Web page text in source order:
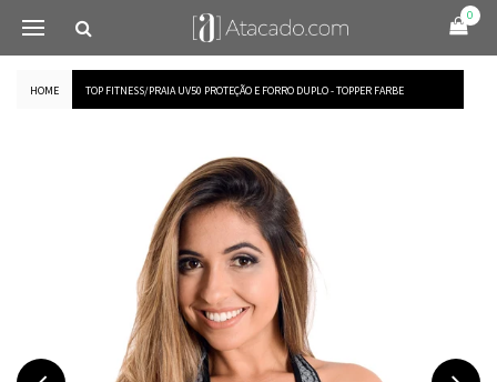
0
HOME TOP FITNESS/PRAIA UV50 PROTEÇÃO E FORRO DUPLO - TOPPER FARBE